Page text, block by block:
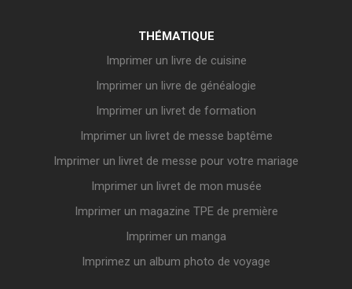
THÉMATIQUE
Imprimer un livre de cuisine
Imprimer un livre de généalogie
Imprimer un livret de formation
Imprimer un livret de messe baptême
Imprimer un livret de messe pour votre mariage
Imprimer un livret de mon musée
Imprimer un magazine TPE de première
Imprimer un manga
Imprimez un album photo de voyage